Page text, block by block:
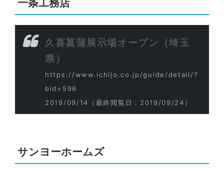
一条工務店
久喜菖蒲展示場オープン（埼玉
県）
https://www.ichijo.co.jp/guide/detail/?
bid=596
2019/09/14
（最終閲覧日：2019/09/24）
サンヨーホームズ